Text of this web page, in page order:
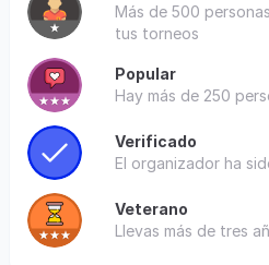
Más de 500
tus torneos
Popular
Hay más de 250
Verificado
El organizador ha
Veterano
Llevas más de tres